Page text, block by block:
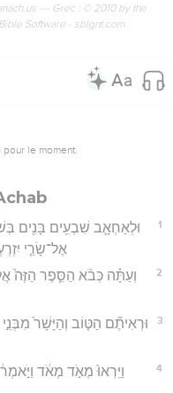
--- Grec : © 2010 by the
Software - sblgnt.com
le moment.
1
וּלְאַחְאָ֛ב שִׁבְעִ֥ים בָּנִ֖ים
אֶל־שָׂרֵ֤י
2
וְעַתָּ֗ה כְּבֹ֨א הַסֵּ֤פֶר הַזֶּה֙
3
וּרְאִיתֶ֞ם הַטּ֤וֹב וְהַיָּשָׁר֙
4
וַיִּֽרְאוּ֙ מְאֹ֣ד מְאֹ֔ד